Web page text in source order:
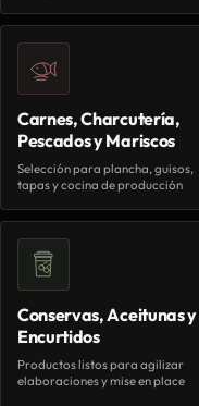
Carnes, Charcutería,
Pescados y Mariscos
Selección para plancha, guisos,
tapas y cocina de producción
Conservas, Aceitunas y
Encurtidos
Productos listos para agilizar
elaboraciones y mise en place